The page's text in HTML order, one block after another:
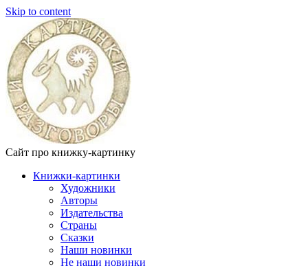
Skip to content
Сайт про книжку-картинку
Книжки-картинки
Художники
Авторы
Издательства
Страны
Сказки
Наши новинки
Не наши новинки